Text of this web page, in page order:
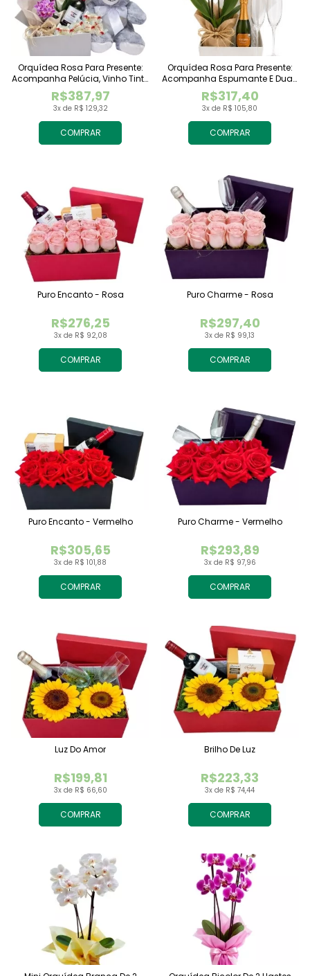
COMPRAR
3x de R$ 129,32
R$387,97
Orquídea Rosa Para Presente:
Acompanha Pelúcia, Vinho Tinto
Importado E Chocolate
Raffaello
COMPRAR
3x de R$ 105,80
R$317,40
Orquídea Rosa Para Presente:
Acompanha Espumante E Duas
Taças
COMPRAR
3x de R$ 92,08
R$276,25
Puro Encanto - Rosa
COMPRAR
3x de R$ 99,13
R$297,40
Puro Charme - Rosa
COMPRAR
3x de R$ 101,88
R$305,65
Puro Encanto - Vermelho
COMPRAR
3x de R$ 97,96
R$293,89
Puro Charme - Vermelho
COMPRAR
3x de R$ 66,60
R$199,81
Luz Do Amor
COMPRAR
3x de R$ 74,44
R$223,33
Brilho De Luz